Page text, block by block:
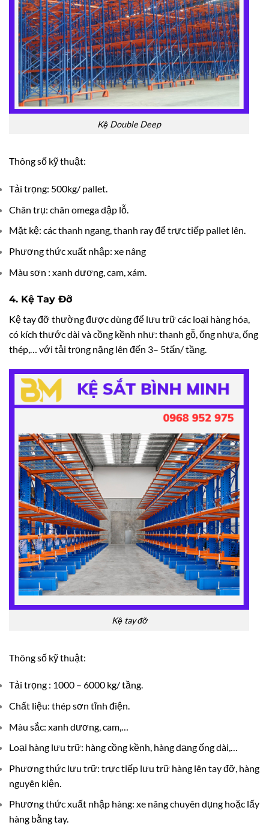
Kệ Double Deep
Thông số kỹ thuật:
Tải trọng: 500kg/ pallet.
Chân trụ: chân omega dập lỗ.
Mặt kệ: các thanh ngang, thanh ray để trực tiếp pallet lên.
Phương thức xuất nhập: xe nâng
Màu sơn : xanh dương, cam, xám.
4. Kệ Tay Đỡ
Kệ tay đỡ thường được dùng để lưu trữ các loại hàng hóa,
có kích thước dài và cồng kềnh như: thanh gỗ, ống nhựa, ống
thép,… với tải trọng nặng lên đến 3– 5tấn/ tầng.
Kệ tay đỡ
Thông số kỹ thuật:
Tải trọng : 1000 – 6000 kg/ tầng.
Chất liệu: thép sơn tĩnh điện.
Màu sắc: xanh dương, cam,…
Loại hàng lưu trữ: hàng cồng kềnh, hàng dạng ống dài,…
Phương thức lưu trữ: trực tiếp lưu trữ hàng lên tay đỡ, hàng
nguyên kiện.
Phương thức xuất nhập hàng: xe nâng chuyên dụng hoặc lấy
hàng bằng tay.